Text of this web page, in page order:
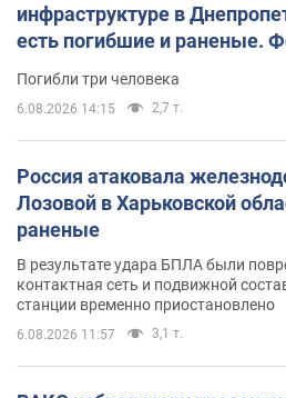
инфраструктуре в
есть погибшие и раненые.
Погибли три человека
6.08.2026 14:15 2,7 т.
Россия атаковала
Лозовой в Харьковской
раненые
В результате удара БПЛА были
контактная сеть и подвижной
станции временно приостановлено
6.08.2026 11:57 3,1 т.